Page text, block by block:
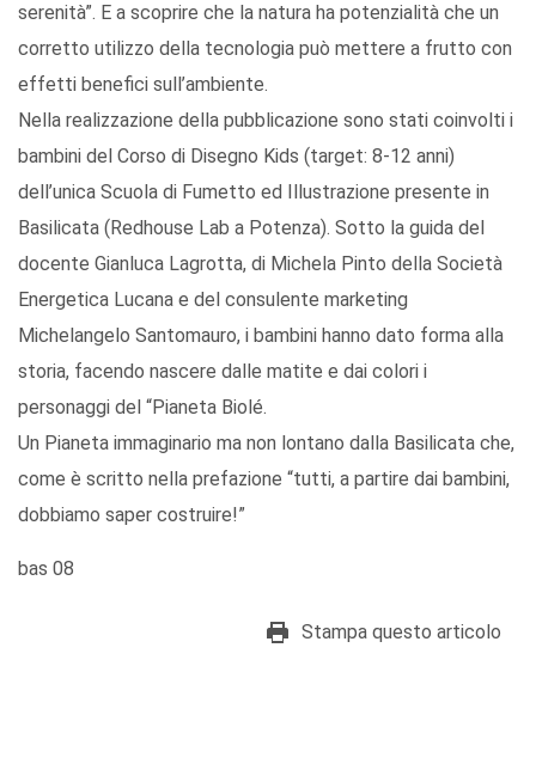
serenità”. E a scoprire che la natura ha potenzialità che un
corretto utilizzo della tecnologia può mettere a frutto con
effetti benefici sull’ambiente.
Nella realizzazione della pubblicazione sono stati coinvolti i
bambini del Corso di Disegno Kids (target: 8-12 anni)
dell’unica Scuola di Fumetto ed Illustrazione presente in
Basilicata (Redhouse Lab a Potenza). Sotto la guida del
docente Gianluca Lagrotta, di Michela Pinto della Società
Energetica Lucana e del consulente marketing
Michelangelo Santomauro, i bambini hanno dato forma alla
storia, facendo nascere dalle matite e dai colori i
personaggi del “Pianeta Biolé.
Un Pianeta immaginario ma non lontano dalla Basilicata che,
come è scritto nella prefazione “tutti, a partire dai bambini,
dobbiamo saper costruire!”
bas 08
Stampa questo articolo